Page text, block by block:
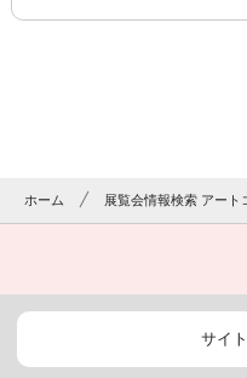
ホーム 展覧会情報検索 アート
サイ